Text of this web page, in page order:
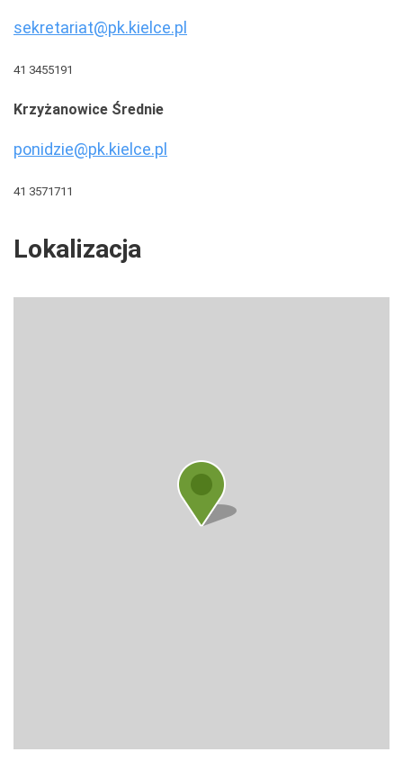
sekretariat@pk.kielce.pl
41 3455191
Krzyżanowice Średnie
ponidzie@pk.kielce.pl
41 3571711
Lokalizacja